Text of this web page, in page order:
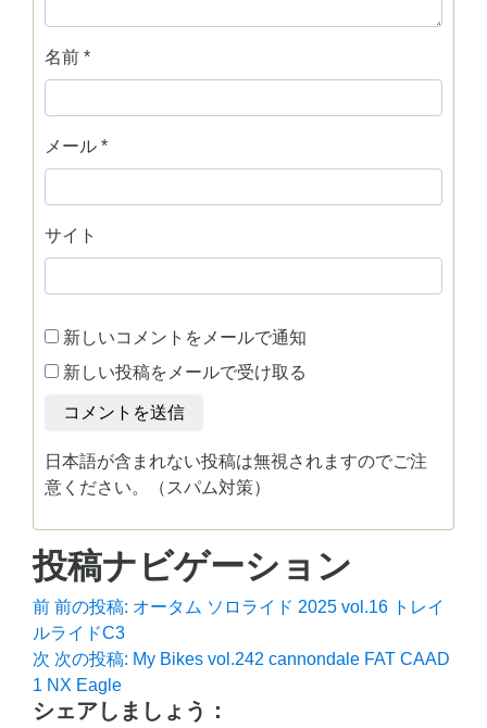
名前 *
メール *
サイト
新しいコメントをメールで通知
新しい投稿をメールで受け取る
日本語が含まれない投稿は無視されますのでご注
意ください。（スパム対策）
投稿ナビゲーション
前 前の投稿: オータム ソロライド 2025 vol.16 トレイ
ルライドC3
次 次の投稿: My Bikes vol.242 cannondale FAT CAAD
1 NX Eagle
シェアしましょう：